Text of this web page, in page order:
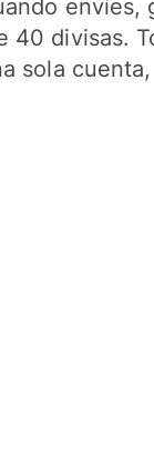
envíes,
40 divisas.
sola